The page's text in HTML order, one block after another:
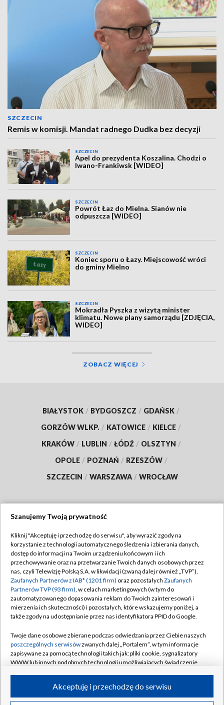
SZCZECIN
Remis w komisji. Mandat radnego Dudka bez decyzji
SZCZECIN
Apel do prezydenta Koszalina. Chodzi o
Iwano-Frankiwsk [WIDEO]
SZCZECIN
Powrót Łaz do Mielna. Sianów nie
odpuszcza [WIDEO]
SZCZECIN
Koniec sporu o Łazy. Miejscowość wróci
do gminy Mielno
SZCZECIN
Mokradła Pyszka z wizytą minister
klimatu. Nowe plany samorządu [ZDJĘCIA,
WIDEO]
ZOBACZ WIĘCEJ
BIAŁYSTOK / BYDGOSZCZ / GDAŃSK /
GORZÓW WLKP. / KATOWICE / KIELCE /
KRAKÓW / LUBLIN / ŁÓDŹ / OLSZTYN /
OPOLE / POZNAŃ / RZESZÓW /
SZCZECIN / WARSZAWA / WROCŁAW
TVP
Abonament TVP
Emisja w TVP
Centrum informacji TVP
Naziemna Telewizja Cyfrowa
Rada Programowa
System NOS
Informacje o nadawcy
Program dla prasy
Regulamin TVP
Polityka prywatności
Moje zgody
Pomoc
Kontakt
Kanały
©2026 Telewizja Polska S.A. w likwidacji
Szanujemy Twoją prywatność
Kliknij "Akceptuję i przechodzę do serwisu", aby wyrazić zgody na
korzystanie z technologii automatycznego śledzenia i zbierania danych,
dostęp do informacji na Twoim urządzeniu końcowym i ich
przechowywanie oraz na przetwarzanie Twoich danych osobowych przez
nas, czyli Telewizję Polską S.A. w likwidacji (zwaną dalej również „TVP”),
Zaufanych Partnerów z IAB* (1201 firm) oraz pozostałych Zaufanych
Partnerów TVP (93 firm), w celach marketingowych (w tym do
zautomatyzowanego dopasowania reklam do Twoich zainteresowań i
mierzenia ich skuteczności) i pozostałych, które wskazujemy poniżej, a
także zgody na udostępnianie przez nas identyfikatora PPID do Google.
Twoje dane osobowe zbierane podczas odwiedzania przez Ciebie naszych
poszczególnych serwisówzwanych dalej „Portalem”, w tym informacje
zapisywane za pomocą technologii takich jak: pliki cookie, sygnalizatory
WWW lub innych podobnych technologii umożliwiających świadczenie
ruchu w Internecie.Akceptuję i przechodzę do serwisu